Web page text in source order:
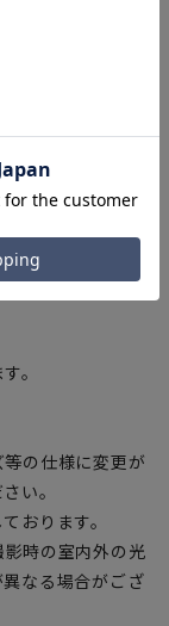
濯が可能です。
ック・スマート
上げが必要な商
入いただけま
。
の仕様に変更が
い。
おります。
時の室内外の光
なる場合がござ